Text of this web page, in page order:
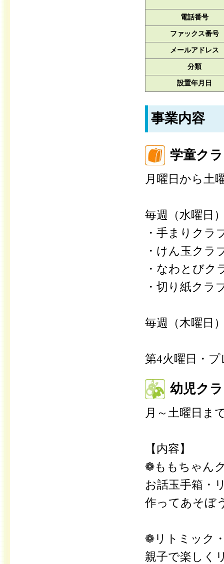
電話番号
ファックス番号
メールアドレス
分類
設置年月日
事業内容
学童ク
月曜日から土
毎週（水曜日
・手まりクラ
・けん玉クラ
・なわとびク
・切り紙クラ
毎週（木曜日
第4火曜日・
幼児ク
月～土曜日ま
【内容】
❁ももちゃん
お話玉手箱・
作ってあそぼ
❁リトミック
親子で楽しく